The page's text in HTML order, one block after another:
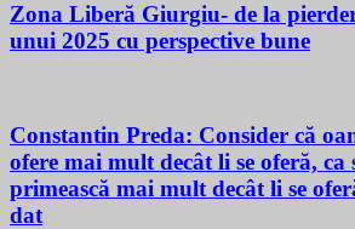
Zona Liberă Giurgiu- de la
unui 2025 cu perspective bune
Constantin Preda: Consider că
ofere mai mult decât li se oferă, ca
primească mai mult decât li se
dat